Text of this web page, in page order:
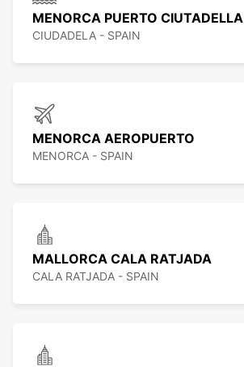
MENORCA PUERTO CIUTADELLA
CIUDADELA - SPAIN
MENORCA AEROPUERTO
MENORCA - SPAIN
MALLORCA CALA RATJADA
CALA RATJADA - SPAIN